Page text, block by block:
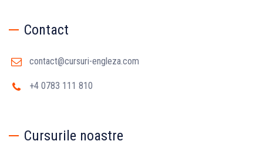
Contact
contact@cursuri-engleza.com
+4 0783 111 810
Cursurile noastre